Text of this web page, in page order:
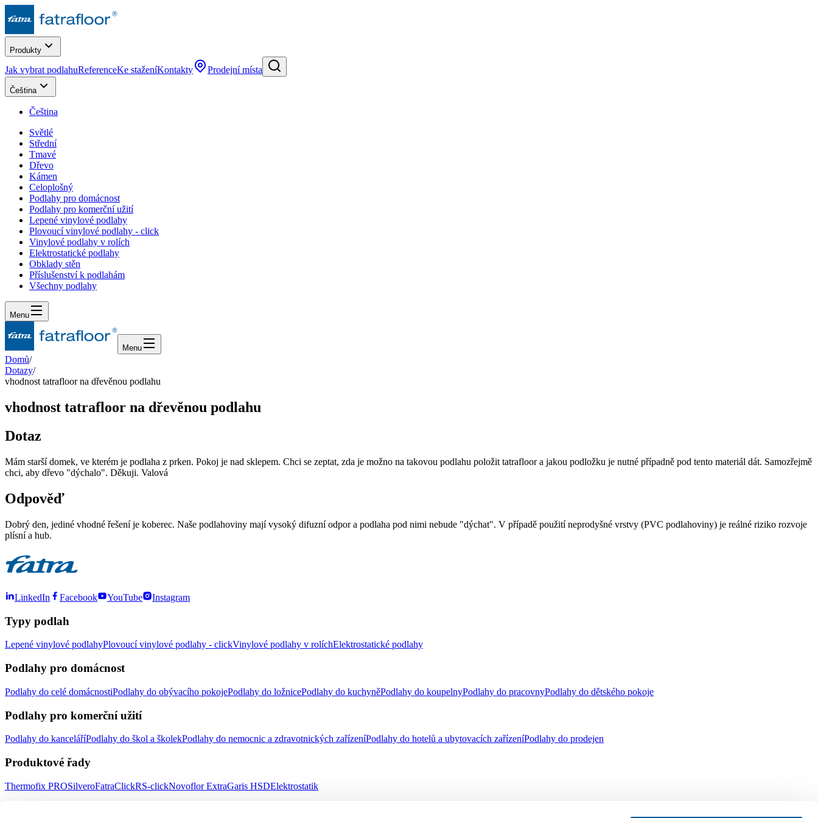
Produkty
Jak vybrat podlahuReferenceKe staženíKontakty Prodejní místa
Čeština
Čeština
Světlé
Střední
Tmavé
Dřevo
Kámen
Celoplošný
Podlahy pro domácnost
Podlahy pro komerční užití
Lepené vinylové podlahy
Plovoucí vinylové podlahy - click
Vinylové podlahy v rolích
Elektrostatické podlahy
Obklady stěn
Příslušenství k podlahám
Všechny podlahy
Menu
Menu
Domů/
Dotazy/
vhodnost tatrafloor na dřevěnou podlahu
vhodnost tatrafloor na dřevěnou podlahu
Dotaz
Mám starší domek, ve kterém je podlaha z prken. Pokoj je nad sklepem. Chci se zeptat, zda je možno na takovou podlahu položit tatrafloor a jakou podložku je nutné případně pod tento materiál dát. Samozřejmě
chci, aby dřevo "dýchalo". Děkuji. Valová
Odpověď
Dobrý den, jediné vhodné řešení je koberec. Naše podlahoviny mají vysoký difuzní odpor a podlaha pod nimi nebude "dýchat". V případě použití neprodyšné vrstvy (PVC podlahoviny) je reálné riziko rozvoje
plísní a hub.
LinkedIn Facebook YouTube Instagram
Typy podlah
Lepené vinylové podlahyPlovoucí vinylové podlahy - clickVinylové podlahy v rolíchElektrostatické podlahy
Podlahy pro domácnost
Podlahy do celé domácnostiPodlahy do obývacího pokojePodlahy do ložnicePodlahy do kuchyněPodlahy do koupelnyPodlahy do pracovnyPodlahy do dětského pokoje
Podlahy pro komerční užití
Podlahy do kanceláříPodlahy do škol a školekPodlahy do nemocnic a zdravotnických zařízeníPodlahy do hotelů a ubytovacích zařízeníPodlahy do prodejen
Produktové řady
Thermofix PROSilveroFatraClickRS-clickNovoflor ExtraGaris HSDElektrostatik